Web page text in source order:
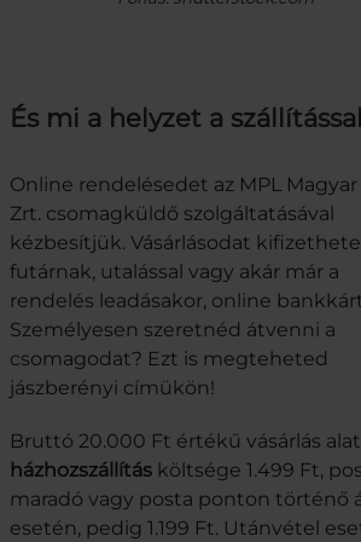
És mi a helyzet a
Online rendelésedet az MPL Magyar
Zrt. csomagküldő szolgáltatásával
kézbesítjük. Vásárlásodat
futárnak, utalással vagy akár már a
rendelés leadásakor, online
Személyesen szeretnéd átvenni a
csomagodat? Ezt is megteheted
jászberényi címükön!
Bruttó 20.000 Ft értékű vásárlás
házhozszállítás költsége 1.499 Ft,
maradó vagy posta ponton történő
esetén, pedig 1.199 Ft. Utánvétel